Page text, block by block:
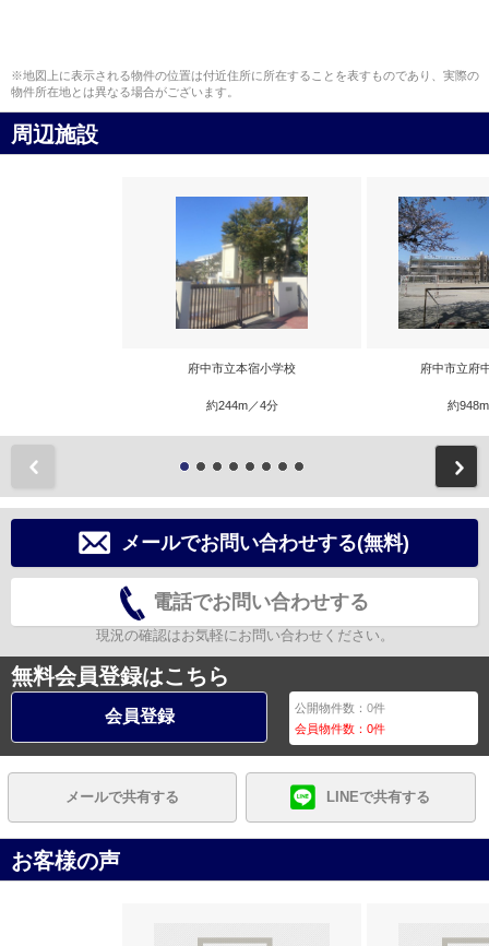
※地図上に表示される物件の位置は付近住所に所在することを表すものであり、実際の
物件所在地とは異なる場合がございます。
周辺施設
府中市立本宿小学校
約244m／4分
府中市立府
約
メールでお問い合わせする(無料)
電話でお問い合わせする
現況の確認はお気軽にお問い合わせください。
無料会員登録はこちら
会員登録 公開物件数：0件
会員物件数：0件
メールで共有する LINEで共有する
お客様の声